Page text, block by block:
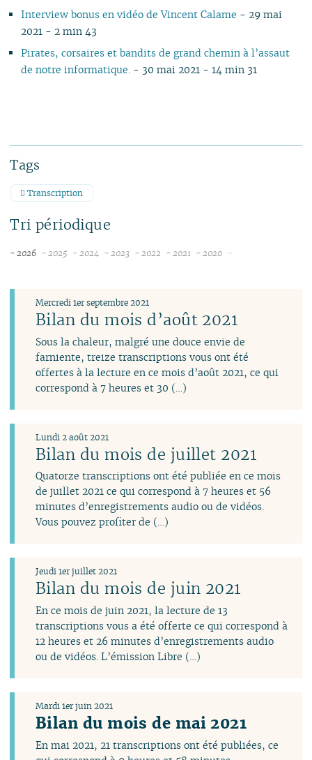
Interview bonus en vidéo de Vincent Calame - 29 mai
2021 - 2 min 43
Pirates, corsaires et bandits de grand chemin à l’assaut
de notre informatique. - 30 mai 2021 - 14 min 31
Tags
Transcription
Tri périodique
- 2026
juin
mai
mars
février
- 2025
octobre
septembre
juillet
juin
mai
février
janvier
- 2024
octobre
septembre
juillet
juin
mai
janvier
- 2023
octobre
septembre
juillet
juin
- 2022
septembre
juillet
juin
mai
avril
janvier
- 2021
août
juin
avril
- 2020 -
Bilan du mois d’août 2021
Mercredi 1er septembre 2021
Sous la chaleur, malgré une douce envie de
farniente, treize transcriptions vous ont été
offertes à la lecture en ce mois d’août 2021, ce qui
correspond à 7 heures et 30 (…)
Bilan du mois de juillet 2021
Lundi 2 août 2021
Quatorze transcriptions ont été publiée en ce mois
de juillet 2021 ce qui correspond à 7 heures et 56
minutes d’enregistrements audio ou de vidéos.
Vous pouvez profiter de (…)
Bilan du mois de juin 2021
Jeudi 1er juillet 2021
En ce mois de juin 2021, la lecture de 13
transcriptions vous a été offerte ce qui correspond à
12 heures et 26 minutes d’enregistrements audio
ou de vidéos. L’émission Libre (…)
Bilan du mois de mai 2021
Mardi 1er juin 2021
En mai 2021, 21 transcriptions ont été publiées, ce